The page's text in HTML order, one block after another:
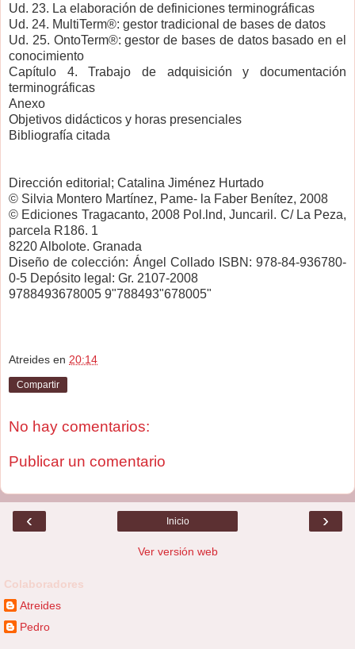
Ud. 23. La elaboración de definiciones terminográficas
Ud. 24. MultiTerm®: gestor tradicional de bases de datos
Ud. 25. OntoTerm®: gestor de bases de datos basado en el
conocimiento
Capítulo 4. Trabajo de adquisición y documentación
terminográficas
Anexo
Objetivos didácticos y horas presenciales
Bibliografía citada
Dirección editorial; Catalina Jiménez Hurtado
© Silvia Montero Martínez, Pame- la Faber Benítez, 2008
© Ediciones Tragacanto, 2008 Pol.lnd, Juncaril. C/ La Peza,
parcela R186. 1
8220 Albolote. Granada
Diseño de colección: Ángel Collado ISBN: 978-84-936780-
0-5 Depósito legal: Gr. 2107-2008
9788493678005 9"788493"678005"
Atreides en 20:14
Compartir
No hay comentarios:
Publicar un comentario
‹ ›
Inicio
Ver versión web
Colaboradores
Atreides
Pedro